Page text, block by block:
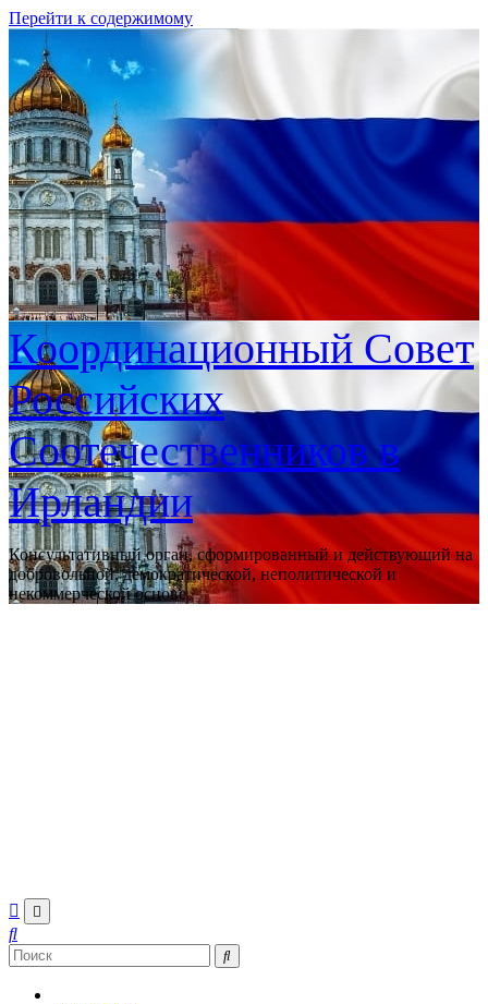
Перейти к содержимому
Координационный Совет
Российских
Соотечественников в
Ирландии
Консультативный орган, сформированный и действующий на
добровольной, демократической, неполитической и
некоммерческой основе